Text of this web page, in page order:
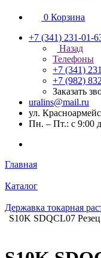
0 Корзина
+7 (341) 231-01-
Назад
Телефоны
+7 (341)
+7 (982)
Заказать
uralins@mail.ru
ул.
Пн. – Пт.: с 9:00
Главная
Каталог
Державка токарная
S10K SDQCL07